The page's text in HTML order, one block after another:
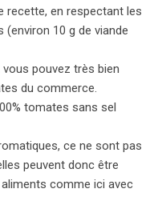
recette, en respectant les
10 g de viande
pouvez très bien
du commerce.
tomates sans sel
ce ne sont pas
peuvent donc être
comme ici avec